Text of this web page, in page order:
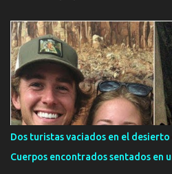
r
i
o
s
Dos turistas vaciados en el
Cuerpos encontrados sentados en